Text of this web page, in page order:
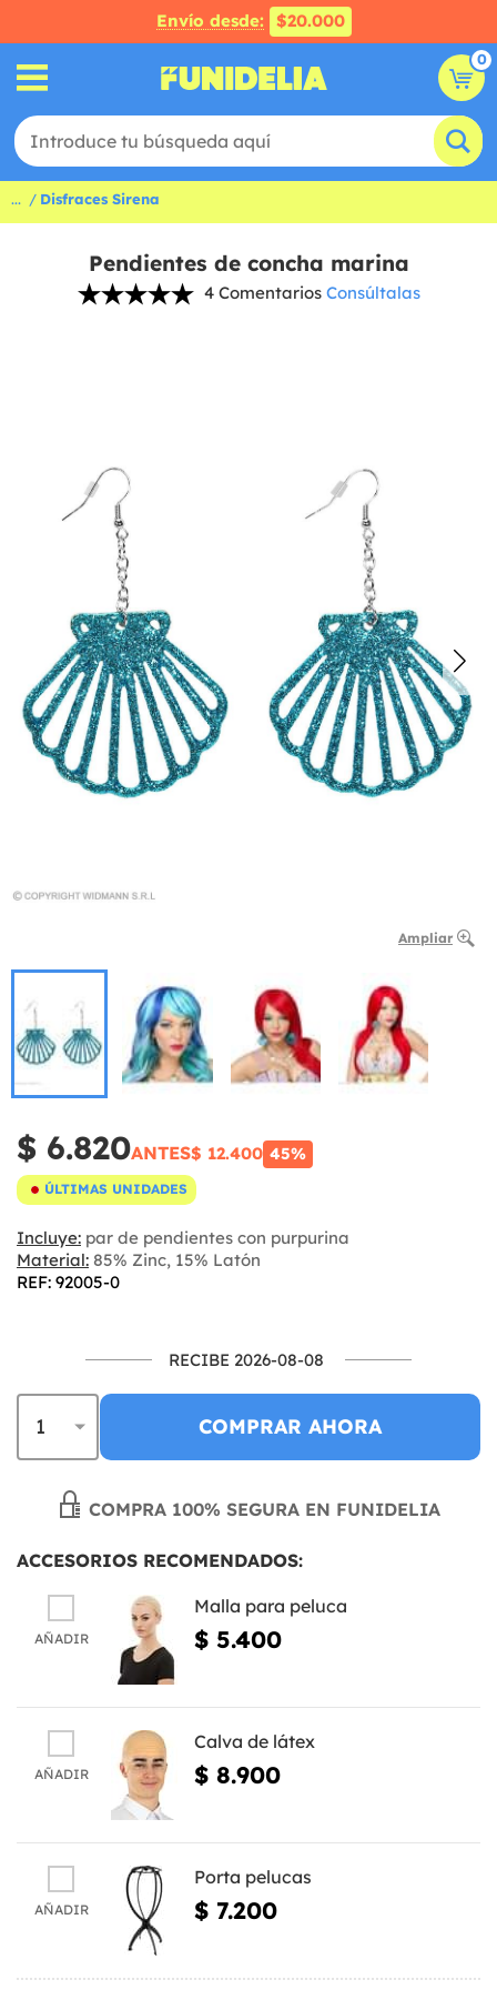
Envío desde: $20.000
0
... Disfraces Sirena
Pendientes de concha marina
4 Comentarios Consúltalas
Ampliar
$ 6.820ANTES$ 12.400 45%
ÚLTIMAS UNIDADES
Incluye: par de pendientes con purpurina
Material: 85% Zinc, 15% Latón
REF: 92005-0
RECIBE 2026-08-08
COMPRAR AHORA
COMPRA 100% SEGURA EN FUNIDELIA
ACCESORIOS RECOMENDADOS:
AÑADIR
Malla para peluca
$ 5.400
AÑADIR
Calva de látex
$ 8.900
AÑADIR
Porta pelucas
$ 7.200